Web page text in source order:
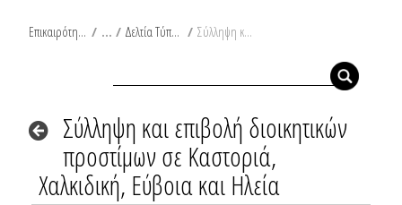
Επικαιρότητα / Δελτία Τύπου / Σύλληψη και επιβολή διοικητικών προστίμων σε Καστοριά, Χαλκιδική, Εύβοια και Ηλεία
Σύλληψη και επιβολή διοικητικών
προστίμων σε Καστοριά,
Χαλκιδική, Εύβοια και Ηλεία